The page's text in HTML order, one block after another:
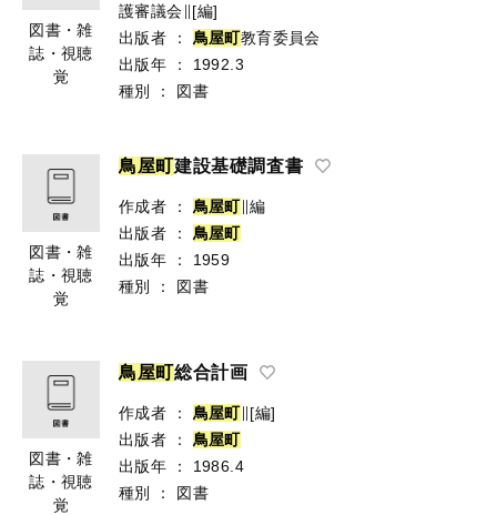
図書・雑
誌・視聴
覚
護審議会∥[編]
出版者
： 鳥屋町教育委員会
出版年
：
1992.3
種別
： 図書
図書・雑
誌・視聴
覚
鳥屋町建設基礎調査書
作成者 ： 鳥屋町∥編
出版者
： 鳥屋町
出版年
：
1959
種別
： 図書
図書・雑
誌・視聴
覚
鳥屋町総合計画
作成者 ： 鳥屋町∥[編]
出版者
： 鳥屋町
出版年
：
1986.4
種別
： 図書